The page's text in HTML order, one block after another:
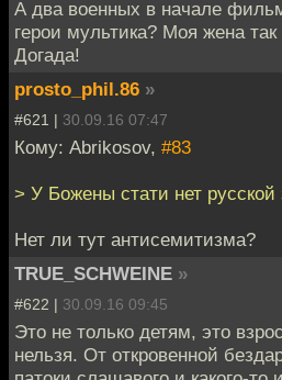
А два военных в начале
герои мультика? Моя жена
Догада!
prosto_phil.86 »
#621 | 30.09.16 07:47
Кому: Abrikosov, #83
> У Божены стати нет
Нет ли тут антисемитизма?
TRUE_SCHWEINE »
#622 | 30.09.16 09:45
Это не только детям, это
нельзя. От откровенной